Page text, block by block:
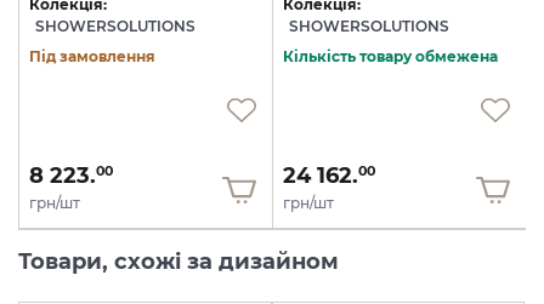
Колекція:
SHOWERSOLUTIONS
Під замовлення
8 223.00
грн/шт
Колекція:
SHOWERSOLUTIONS
Кількість товару обмежена
24 162.00
грн/шт
Товари, схожі за дизайном